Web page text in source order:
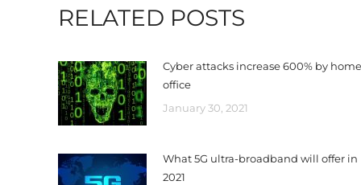
RELATED POSTS
Cyber ​​attacks increase 600% by home
office
January 30, 2021
What 5G ultra-broadband will offer in
2021